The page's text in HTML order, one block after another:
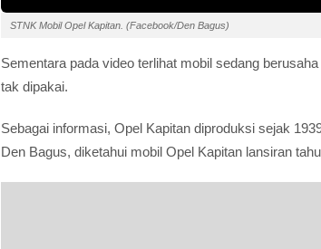
STNK Mobil Opel Kapitan. (Facebook/Den Bagus)
Sementara pada video terlihat mobil sedang
tak dipakai.
Sebagai informasi, Opel Kapitan diproduksi sejak
Den Bagus, diketahui mobil Opel Kapitan lansiran